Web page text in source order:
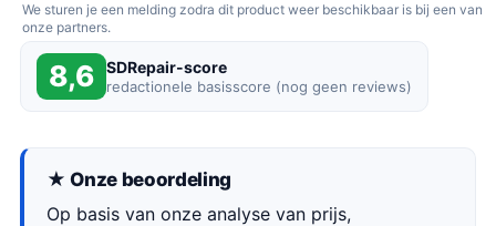
We sturen je een melding zodra dit product weer beschikbaar is bij een van
onze partners.
8,6 SDRepair-score
redactionele basisscore (nog geen reviews)
★ Onze beoordeling
Op basis van onze analyse van prijs,